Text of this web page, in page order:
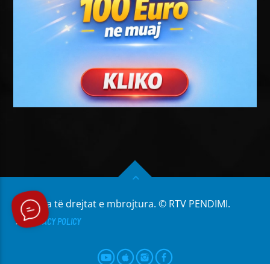
Të gjitha të drejtat e mbrojtura. © RTV PENDIMI.
PRIVACY POLICY